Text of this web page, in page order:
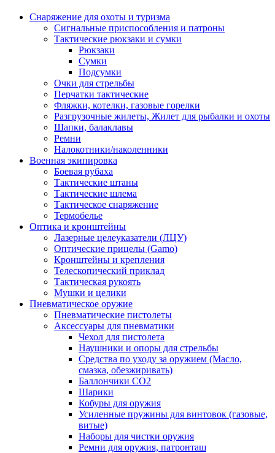
Снаряжение для охоты и туризма
Сигнальные приспособления и патроны
Тактические рюкзаки и сумки
Рюкзаки
Сумки
Подсумки
Очки для стрельбы
Перчатки тактические
Фляжки, котелки, газовые горелки
Разгрузочные жилеты, Жилет для рыбалки и охоты
Шапки, балаклавы
Ремни
Налокотники/наколенники
Военная экипировка
Боевая рубаха
Тактические штаны
Тактические шлема
Тактическое снаряжение
Термобелье
Оптика и кронштейны
Лазерные целеуказатели (ЛЦУ)
Оптические прицелы (Gamo)
Кронштейны и крепления
Телескопический приклад
Тактическая рукоять
Мушки и целики
Пневматическое оружие
Пневматические пистолеты
Аксессуары для пневматики
Чехол для пистолета
Наушники и опоры для стрельбы
Средства по уходу за оружием (Масло,
смазка, обезжиривать)
Баллончики CO2
Шарики
Кобуры для оружия
Усиленные пружины для винтовок (газовые,
витые)
Наборы для чистки оружия
Ремни для оружия, патронташ